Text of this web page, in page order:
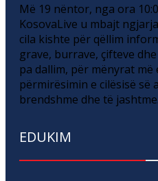
Më 19 nëntor, nga ora
KosovaLive u mbajt
cila kishte për qëllim
grave, burrave, çifteve
pa dallim, për mënyrat
përmirësimin e cilësisë së
brendshme dhe të jashtme.
EDUKIM